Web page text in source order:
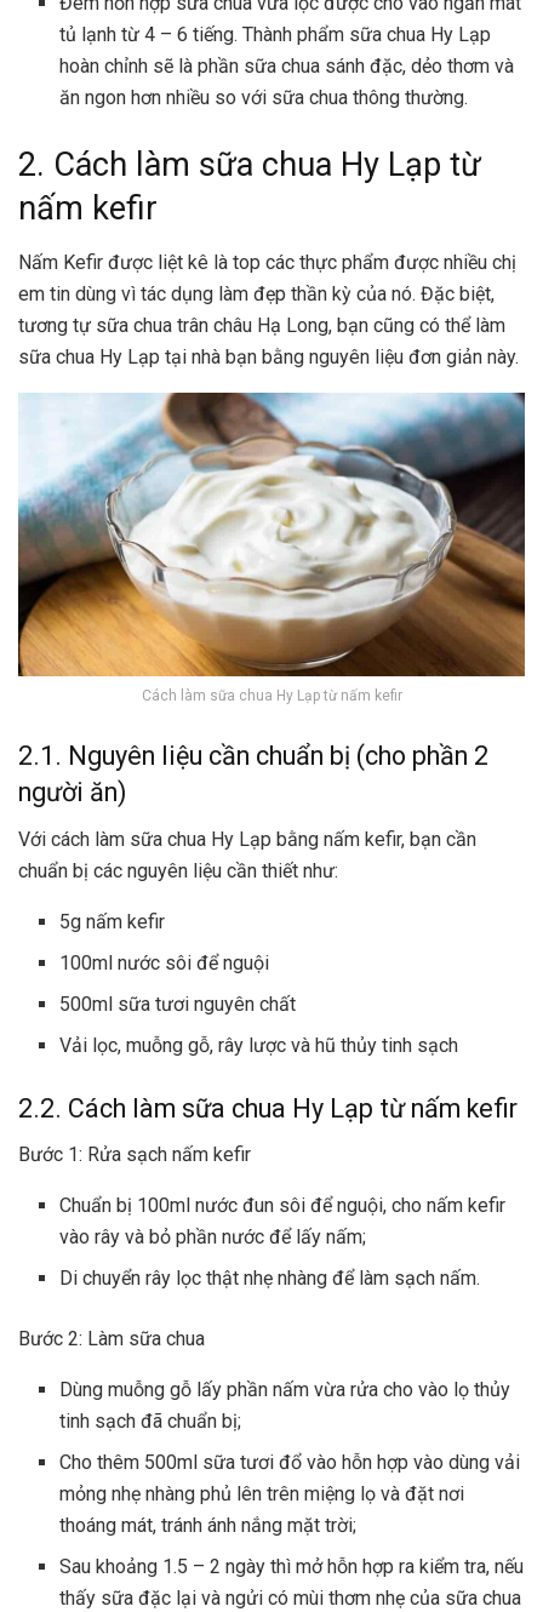
tủ lạnh từ 4 – 6 tiếng. Thành phẩm sữa chua Hy Lạp
hoàn chỉnh sẽ là phần sữa chua sánh đặc, dẻo thơm và
ăn ngon hơn nhiều so với sữa chua thông thường.
2. Cách làm sữa chua Hy Lạp từ
nấm kefir
Nấm Kefir được liệt kê là top các thực phẩm được nhiều chị
em tin dùng vì tác dụng làm đẹp thần kỳ của nó. Đặc biệt,
tương tự sữa chua trân châu Hạ Long, bạn cũng có thể làm
sữa chua Hy Lạp tại nhà bạn bằng nguyên liệu đơn giản này.
Cách làm sữa chua Hy Lạp từ nấm kefir
2.1. Nguyên liệu cần chuẩn bị (cho phần 2
người ăn)
Với cách làm sữa chua Hy Lạp bằng nấm kefir, bạn cần
chuẩn bị các nguyên liệu cần thiết như:
5g nấm kefir
100ml nước sôi để nguội
500ml sữa tươi nguyên chất
Vải lọc, muỗng gỗ, rây lược và hũ thủy tinh sạch
2.2. Cách làm sữa chua Hy Lạp từ nấm kefir
Bước 1: Rửa sạch nấm kefir
Chuẩn bị 100ml nước đun sôi để nguội, cho nấm kefir
vào rây và bỏ phần nước để lấy nấm;
Di chuyển rây lọc thật nhẹ nhàng để làm sạch nấm.
Bước 2: Làm sữa chua
Dùng muỗng gỗ lấy phần nấm vừa rửa cho vào lọ thủy
tinh sạch đã chuẩn bị;
Cho thêm 500ml sữa tươi đổ vào hỗn hợp vào dùng vải
mỏng nhẹ nhàng phủ lên trên miệng lọ và đặt nơi
thoáng mát, tránh ánh nắng mặt trời;
Sau khoảng 1.5 – 2 ngày thì mở hỗn hợp ra kiểm tra, nếu
thấy sữa đặc lại và ngửi có mùi thơm nhẹ của sữa chua